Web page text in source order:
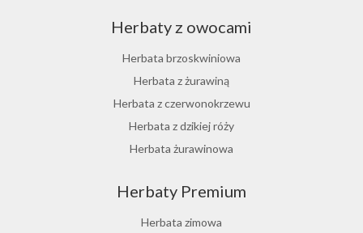
Herbaty z owocami
Herbata brzoskwiniowa
Herbata z żurawiną
Herbata z czerwonokrzewu
Herbata z dzikiej róży
Herbata żurawinowa
Ostrokrzew paragwajski
Hibiskus herbata
Herbaty Premium
Herbata zimowa